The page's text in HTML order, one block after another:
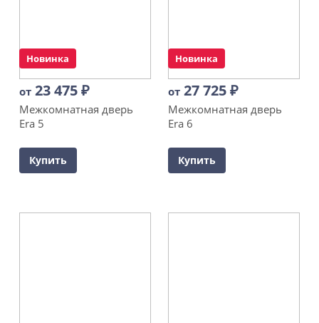
Новинка
от 23 475₽
Межкомнатная дверь
Era 5
Купить
Новинка
от 27 725₽
Межкомнатная дверь
Era 6
Купить